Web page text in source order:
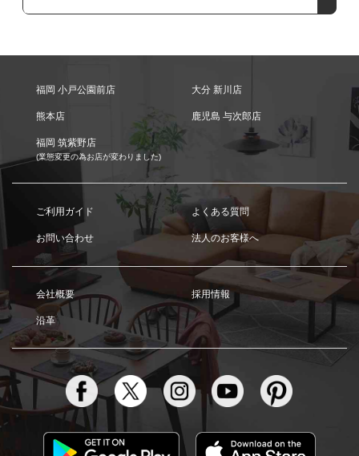
福岡 小戸公園前店 大分 新川店
熊本店 鹿児島 与次郎店
福岡 筑紫野店
(業態変更の為お店が変わりました)
ご利用ガイド よくある質問
お問い合わせ 法人のお客様へ
会社概要 採用情報
沿革